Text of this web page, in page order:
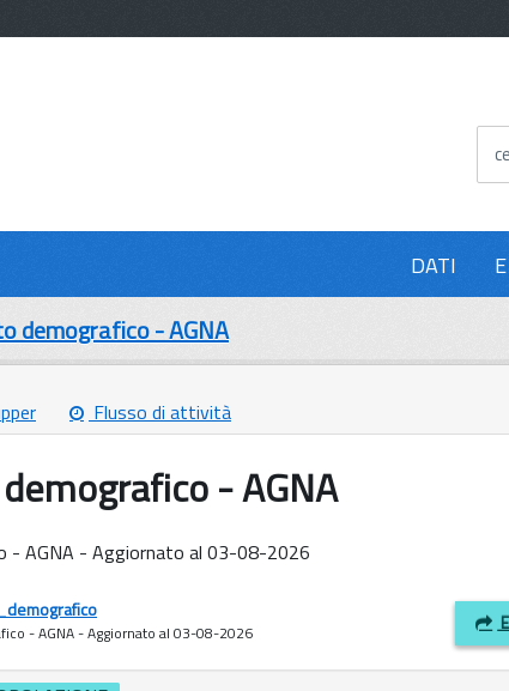
DATI
demografico - AGNA
Flusso di attività
- AGNA
- AGNA - Aggiornato al 03-08-2026
- AGNA - Aggiornato al 03-08-2026